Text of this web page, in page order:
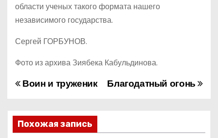
области ученых такого формата нашего
независимого государства.
Сергей ГОРБУНОВ.
Фото из архива Зиябека Кабульдинова.
Н
в
Благодатный огонь
Воин и труженик
Похожая запись